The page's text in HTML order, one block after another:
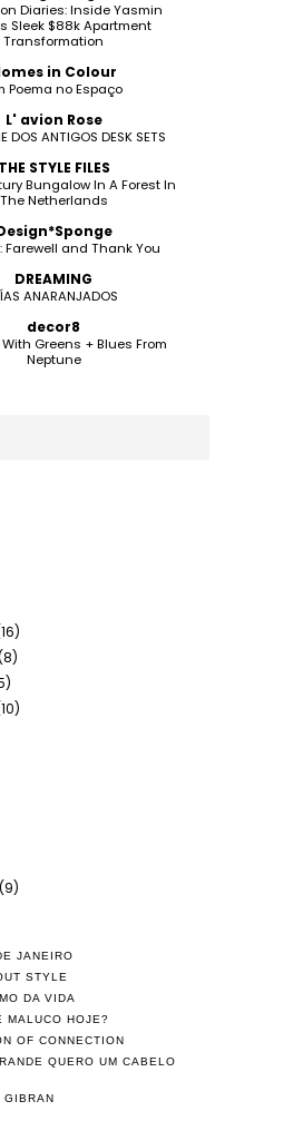
Diaries: Inside Yasmin
Sleek $88k Apartment
Transformation
in Colour
Poema no Espaço
L' avion Rose
DOS ANTIGOS DESK SETS
THE STYLE FILES
Bungalow In A Forest In
The Netherlands
Farewell and Thank You
DREAMING
ANARANJADOS
decor8
Greens + Blues From
Neptune
(9)
JANEIRO
STYLE
DA VIDA
MALUCO HOJE?
OF CONNECTION
QUERO UM CABELO
GIBRAN